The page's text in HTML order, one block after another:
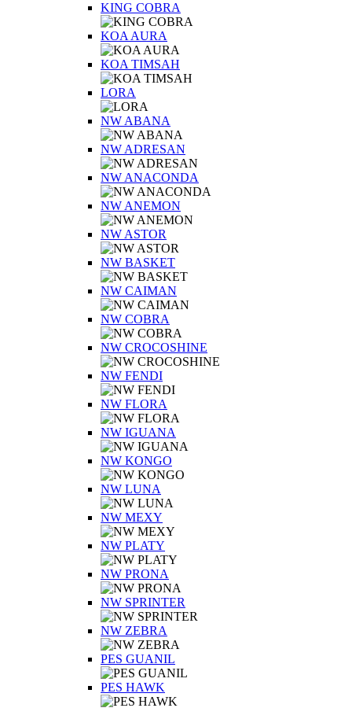
KING COBRA
KOA AURA
KOA TIMSAH
LORA
NW ABANA
NW ADRESAN
NW ANACONDA
NW ANEMON
NW ASTOR
NW BASKET
NW CAIMAN
NW COBRA
NW CROCOSHINE
NW FENDI
NW FLORA
NW IGUANA
NW KONGO
NW LUNA
NW MEXY
NW PLATY
NW PRONA
NW SPRINTER
NW ZEBRA
PES GUANIL
PES HAWK